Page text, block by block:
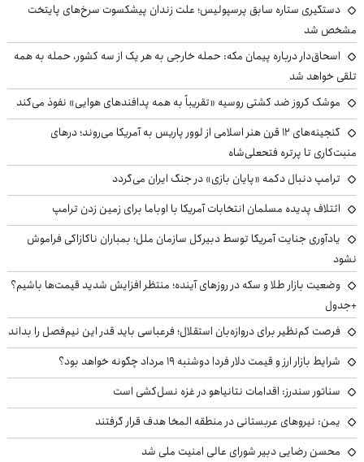
دستگیری ستاره سابق پرسپولیس؛ علت زندان پیشکسوت سرخ‌های پایتخت
مشخص شد
اسحاق‌دار درباره پیمان مکه: حمله خارجی به هر یک از سه کشور، حمله به همه
تلقی خواهد شد
موشک کروز ضد کشتی روسیه «تقریباً به همه پدافندهای هوایی» نفوذ می‌کند
گنجینه‌های ۱۲ قرن هنر اسلامی از لوور پاریس به آمریکا می‌روند؛ درهای
منبت‌کاری تا پرتره فتحعلی‌شاه
ترامپ دنبال دکمه «پایان بازی» در جنگ ایران می‌گردد
ائتلاف پدیده مسلمان انتخابات آمریکا با اوباما برای زمین زدن ترامپ
یادآوری جنایت آمریکا توسط دبیرکل سازمان ملل؛ بمباران ناکازاکی فراموش
نشود
وضعیت بازار طلا و سکه در روزهای آینده؛ منتظر افزایش شدید قیمت‌ها باشیم؟
+جدول
فرصت کم‌نظیر برای دروازه‌بان استقلال؛ فرعباسی باید قدر این نیم‌فصل را بداند
شرایط بازار ارز و قیمت دلار فردا دوشنبه ۱۹ مرداد چگونه خواهد بود؟
سناتور سندرز: اقدامات نتانیاهو در غزه نسل‌کشی است
یمن: نیروهای عربستانی در منطقه المخا هدف قرار گرفتند
محسن رضایی دبیر شورای عالی امنیت ملی شد